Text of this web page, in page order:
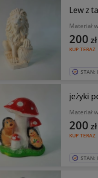
Lew z
Materiał
KUP TERAZ
200 zł
STAN:
jeżyki
Materiał
KUP TERAZ
200 zł
STAN: